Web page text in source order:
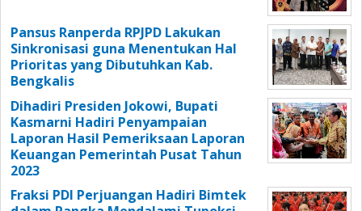
Pansus Ranperda RPJPD Lakukan
Sinkronisasi guna Menentukan Hal
Prioritas yang Dibutuhkan Kab.
Bengkalis
Dihadiri Presiden Jokowi, Bupati
Kasmarni Hadiri Penyampaian
Laporan Hasil Pemeriksaan Laporan
Keuangan Pemerintah Pusat Tahun
2023
Fraksi PDI Perjuangan Hadiri Bimtek